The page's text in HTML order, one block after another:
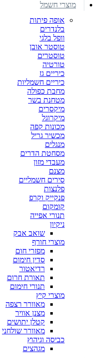
מוצרי חשמל
אופה פיתות
בלנדרים
וופל בלגי
טוסטר אובן
טוסטרים
טורטיה
כיריים גז
כיריים חשמליות
מחבת כפולה
מטחנת בשר
מיקסרים
מיקרוגל
מכונות קפה
מכשיר גריל
מנגלים
מסחטת הדרים
מעבדי מזון
מצנם
סירים חשמליים
פלנצות
פנקייק וקרפ
קומקום
תנורי אפייה
ניקיון
שואב אבק
מוצרי חורף
מפזרי חום
סדין חימום
רדיאטור
תאורת חרום
תנורי חימום
מוצרי קיץ
מאוורר רצפה
מצנן אוויר
קטלן יתושים
מאוורר שולחני
כביסה וגיהוץ
מגהצים